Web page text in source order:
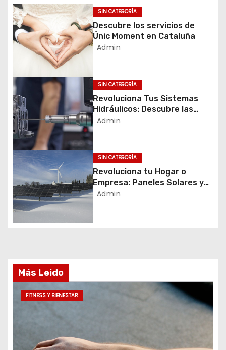
g
a
c
n
d
e
e
n
t
a
d
a
SIN CATEGORÍA
Descubre los servicios de
Únic Moment en Cataluña
Admin
SIN CATEGORÍA
Revoluciona Tus Sistemas
Hidráulicos: Descubre las
Soluciones Avanzadas de
Admin
SIN CATEGORÍA
Revoluciona tu Hogar o
Empresa: Paneles Solares y
Aerotermia
Admin
Más Leido
FITNESS Y BIENESTAR